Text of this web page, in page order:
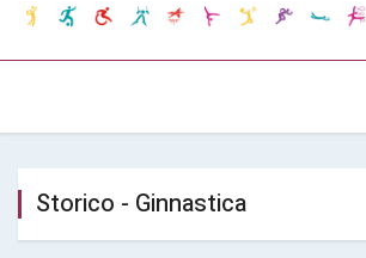
Storico - Ginnastica